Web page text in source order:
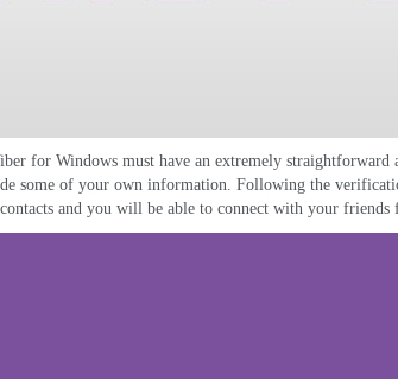
for Windows must have an extremely straightforward
some of your own information. Following the
and you will be able to connect with your friends